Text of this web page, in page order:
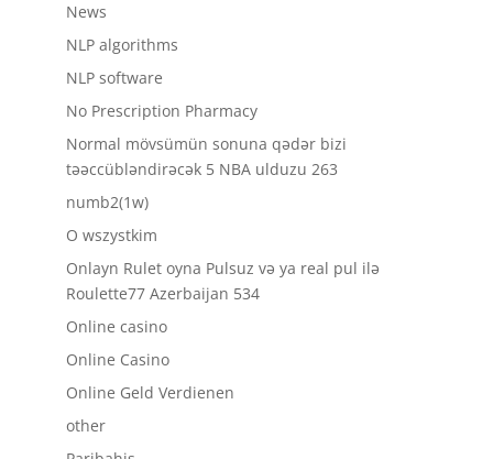
News
NLP algorithms
NLP software
No Prescription Pharmacy
Normal mövsümün sonuna qədər bizi
təəccübləndirəcək 5 NBA ulduzu 263
numb2(1w)
O wszystkim
Onlayn Rulet oyna Pulsuz və ya real pul ilə
Roulette77 Azerbaijan 534
Online casino
Online Casino
Online Geld Verdienen
other